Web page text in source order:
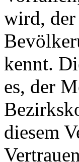
wird, der
kennt.
es, der
diesem